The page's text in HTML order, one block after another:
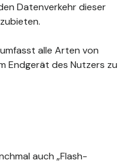
Datenverkehr dieser
alle Arten von
Endgerät des Nutzers zu
auch „Flash-